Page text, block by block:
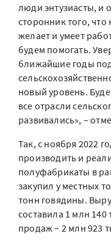
люди энтузиасты, и
сторонник того,
желает и умеет
будем помогать.
ближайшие годы
новый уровень.
все отрасли
развивались», –
Так, с ноября 2022
производить и
полуфабрикаты в
закупил у местных
тонн говядины.
составила 1 млн
продаж – 2 млн 923